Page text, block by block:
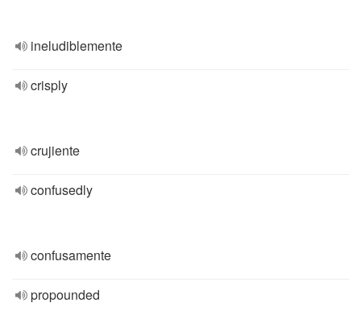
ineludiblemente
crisply
crujiente
confusedly
confusamente
propounded